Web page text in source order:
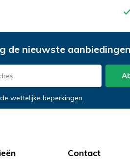
de nieuwste
wettelijke beperkingen
Contact